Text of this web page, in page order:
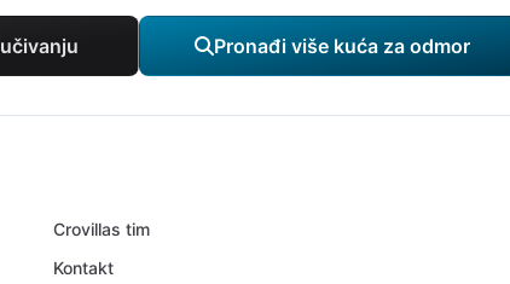
Pronađi više kuća za odmor
Crovillas tim
Kontakt